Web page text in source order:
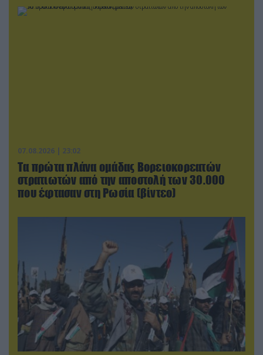
07.08.2026 | 23:02
Τα πρώτα πλάνα ομάδας Βορειοκορεατών
στρατιωτών από την αποστολή των 30.000
που έφτασαν στη Ρωσία (βίντεο)